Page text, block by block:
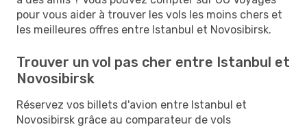
pour vous aider à trouver les vols les moins chers et
les meilleures offres entre Istanbul et Novosibirsk.
Trouver un vol pas cher entre Istanbul et
Novosibirsk
Réservez vos billets d'avion entre Istanbul et
Novosibirsk grâce au comparateur de vols